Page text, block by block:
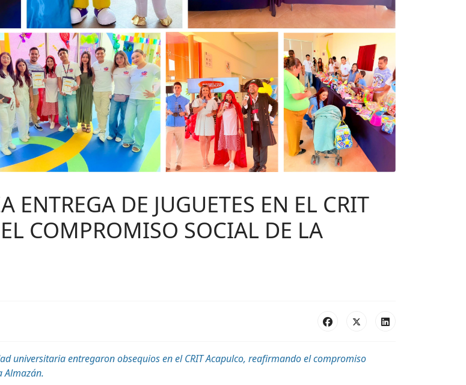
ENTREGA DE JUGUETES EN EL CRIT
COMPROMISO SOCIAL DE LA
universitaria entregaron obsequiosen el CRIT Acapulco, reafirmando el compromiso
Almazán.